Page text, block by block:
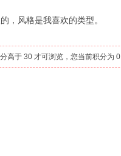
，风格是我喜欢的类型。
高于 30 才可浏览，您当前积分为 0